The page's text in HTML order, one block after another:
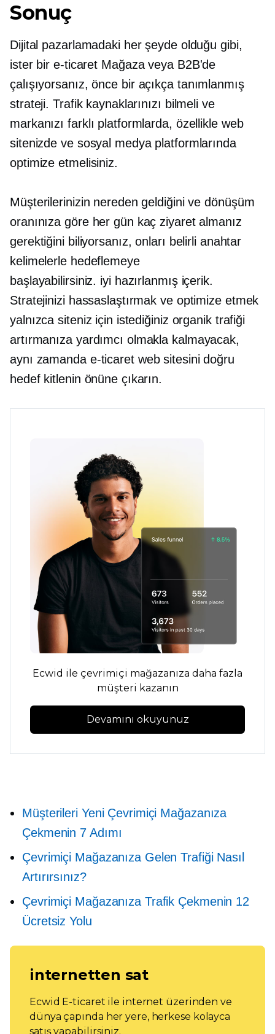
Sonuç
Dijital pazarlamadaki her şeyde olduğu gibi,
ister bire-ticaret Mağaza veya B2B'de
çalışıyorsanız, önce bir açıkça tanımlanmış
strateji. Trafik kaynaklarınızı bilmeli ve
markanızı farklı platformlarda, özellikle web
sitenizde ve sosyal medya platformlarında
optimize etmelisiniz.
Müşterilerinizin nereden geldiğini ve dönüşüm
oranınıza göre her gün kaç ziyaret almanız
gerektiğini biliyorsanız, onları belirli anahtar
kelimelerle hedeflemeye
başlayabilirsiniz. iyi hazırlanmışiçerik.
Stratejinizi hassaslaştırmak ve optimize etmek
yalnızca siteniz için istediğiniz organik trafiği
artırmanıza yardımcı olmakla kalmayacak,
aynı zamanda e-ticaretweb sitesini doğru
hedef kitlenin önüne çıkarın.
Ecwid ile çevrimiçi mağazanıza daha fazla
müşteri kazanın
Devamını okuyunuz
Müşterileri Yeni Çevrimiçi Mağazanıza
Çekmenin 7 Adımı
Çevrimiçi Mağazanıza Gelen Trafiği Nasıl
Artırırsınız?
Çevrimiçi Mağazanıza Trafik Çekmenin 12
Ücretsiz Yolu
internetten sat
Ecwid E-ticaret ile internet üzerinden ve
dünya çapında her yere, herkese kolayca
satış yapabilirsiniz.